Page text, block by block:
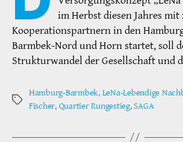
im Herbst diesen Jahres mit
Kooperationspartnern in den
Barmbek-Nord und Horn startet, soll
Strukturwandel der Gesellschaft und
Schlagwörter
Hamburg-Barmbek, LeNa-Lebendige
Fischer, Quartier Rungestieg,SAGA